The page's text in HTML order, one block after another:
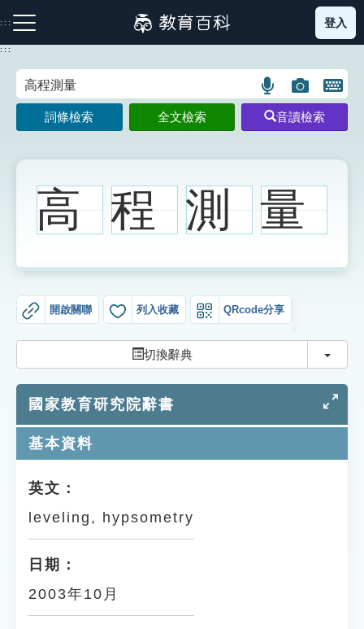
到
主
:::
注音索引圖示 筆畫索引圖示 部首索引表圖示
生字詞彙表
知識索引
單字索引
遊戲專區
教學應用
貓頭鷹博士
登入
:::
語
言
搜
示
圖
片
搜
示
開
鍵
圖
詞條檢索 全文檢索 音讀檢索
高 程 測 量
開啟關聯 列入收藏 QRcode分享
切換辭典 切換
國家教育研究院辭書
基本資料
英文：
leveling, hypsometry
日期：
2003年10月